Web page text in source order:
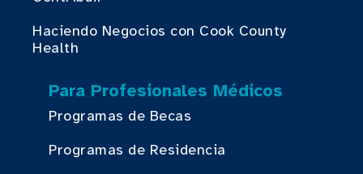
Haciendo Negocios con Cook County
Health
Para Profesionales Médicos
Programas de Becas
Programas de Residencia